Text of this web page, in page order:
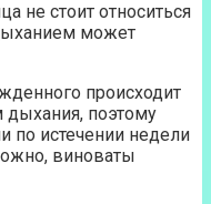
не стоит относиться
может
происходит
дыхания, поэтому
по истечении недели
виноваты